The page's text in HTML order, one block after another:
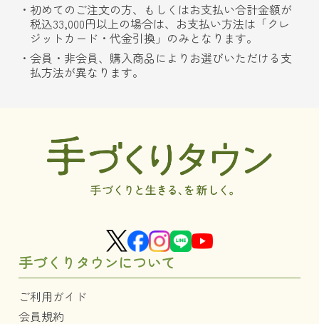
初めてのご注文の方、もしくはお支払い合計金額が
税込33,000円以上の場合は、お支払い方法は「クレ
ジットカード・代金引換」のみとなります。
会員・非会員、購入商品によりお選びいただける支
払方法が異なります。
手づくりタウンについて
ご利用ガイド
会員規約